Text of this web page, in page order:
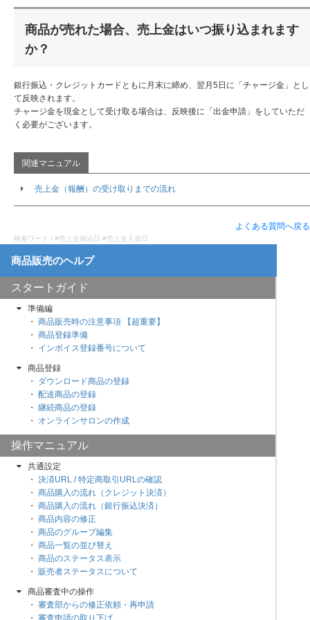
商品が売れた場合、売上金はいつ振り込まれます
か？
銀行振込・クレジットカードともに月末に締め、翌月5日に「チャージ金」とし
て反映されます。
チャージ金を現金として受け取る場合は、反映後に「出金申請」をしていただ
く必要がございます。
売上金（報酬）の受け取りまでの流れ
よくある質問へ戻る
検索ワード / #売上金振込日 #売上金入金日
スタートガイド
準備編
商品販売時の注意事項 【超重要】
商品登録準備
インボイス登録番号について
商品登録
ダウンロード商品の登録
配送商品の登録
継続商品の登録
オンラインサロンの作成
操作マニュアル
共通設定
決済URL / 特定商取引URLの確認
商品購入の流れ（クレジット決済）
商品購入の流れ（銀行振込決済）
商品内容の修正
商品のグループ編集
商品一覧の並び替え
商品のステータス表示
販売者ステータスについて
商品審査中の操作
審査部からの修正依頼・再申請
審査申請の取り下げ